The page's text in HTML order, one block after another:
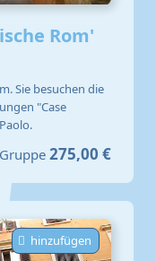
Rom'
Sie besuchen die
"Case
275,00 €
hinzufügen